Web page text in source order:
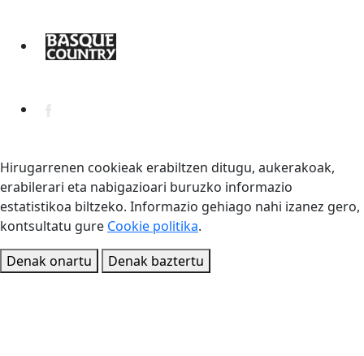
Hirugarrenen cookieak erabiltzen ditugu, aukerakoak,
erabilerari eta nabigazioari buruzko informazio
estatistikoa biltzeko. Informazio gehiago nahi izanez gero,
kontsultatu gure Cookie politika.
Denak onartu
Denak baztertu